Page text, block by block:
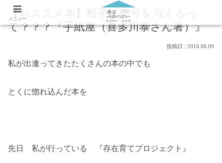
【おススメ本】相手に称号を与えるっ
て？？？『手紙屋（喜多川泰さん著）』
2016.06.09
私が出逢ってきたたくさんの本の中でも
とくに惚れ込んだ本を
先日 私が行っている 『存在育てプロジェクト』
メニュー